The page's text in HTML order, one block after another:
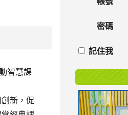
智慧課
新，促
密碼
記住我